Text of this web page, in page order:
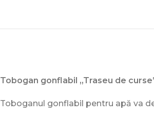
Tobogan gonflabil „Traseu de
Toboganul gonflabil pentru apă va